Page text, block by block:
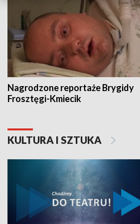
Nagrodzone reportaże Brygidy
Frosztęgi-Kmiecik
KULTURA I SZTUKA